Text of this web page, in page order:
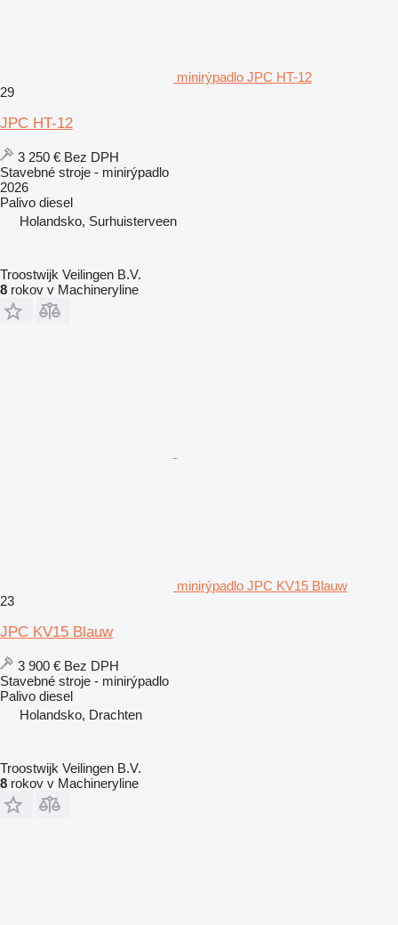
minirýpadlo JPC HT-12
29
JPC HT-12
3 250 € Bez DPH
Stavebné stroje - minirýpadlo
2026
Palivo diesel
Holandsko, Surhuisterveen
Troostwijk Veilingen B.V.
8 rokov v Machineryline
minirýpadlo JPC KV15 Blauw
23
JPC KV15 Blauw
3 900 € Bez DPH
Stavebné stroje - minirýpadlo
Palivo diesel
Holandsko, Drachten
Troostwijk Veilingen B.V.
8 rokov v Machineryline